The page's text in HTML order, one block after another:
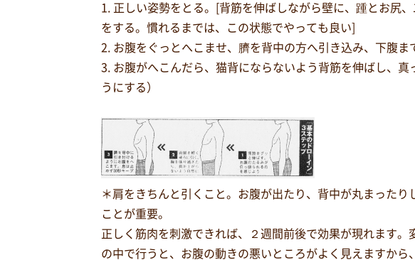
1. 正しい姿勢をとる。[背筋を伸ばしながら壁に、踵とお尻
をする。慣れるまでは、この状態でやっても良い]
2. お腹をぐっとへこませ、臍を背中の方へ引き込み、下腹
3. お腹がへこんだら、猫背にならないよう背筋を伸ばし、
うにする）
＊肩をきちんと引くこと。お腹が出たり、背中が丸まった
ことが重要。
正しく筋肉を刺激できれば、２週間前後で効果が現れます
の中で行うと、お腹の動きの悪いところがよく見えますから